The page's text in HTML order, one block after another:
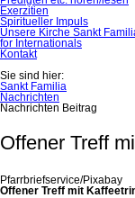
Exerzitien
Spiritueller Impuls
Unsere Kirche Sankt
for Internationals
Kontakt
Sie sind hier:
Sankt Familia
Nachrichten
Nachrichten Beitrag
Offener Treff
Pfarrbriefservice/Pixabay
Offener Treff mit